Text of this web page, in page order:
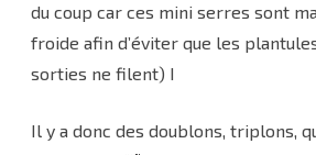
du coup car ces mini serres sont
froide afin d’éviter que les
sorties ne filent) I
Il y a donc des doublons, triplons,